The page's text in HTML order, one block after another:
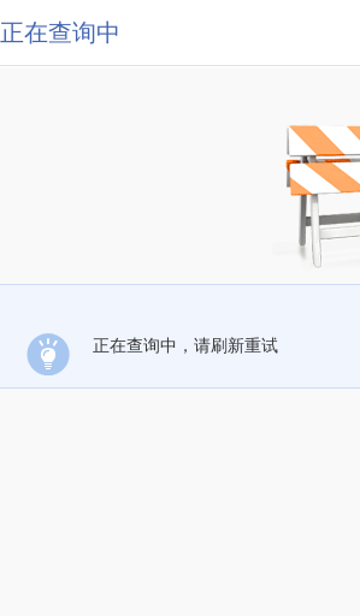
正在查询中
正在查询中，请刷新重试